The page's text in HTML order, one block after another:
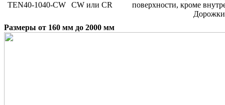
TEN40-1040-CW CW или CR
поверхности, кроме
Дорожки
Размеры от 160 мм до 2000 мм